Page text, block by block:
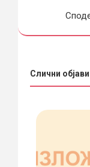
Слични објави